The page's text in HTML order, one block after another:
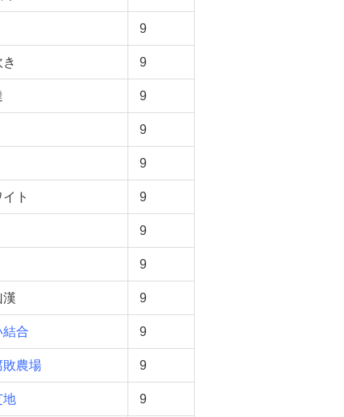
9
9
9
9
9
ト 9
9
9
漢 9
結合 9
敗農場 9
地 9